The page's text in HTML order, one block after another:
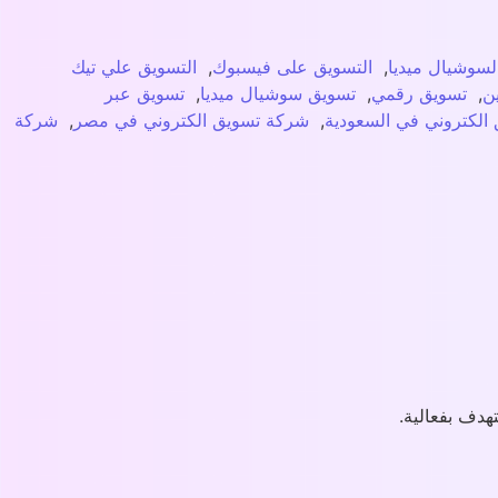
ميديا, التسويق على فيسبوك, التسويق علي تيك
, تسويق رقمي, تسويق سوشيال ميديا, تسويق عبر
في السعودية, شركة تسويق الكتروني في مصر , شركة
بفعالية.